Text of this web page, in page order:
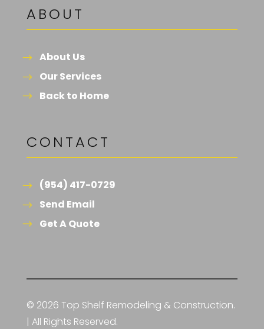
ABOUT
About Us
Our Services
Back to Home
CONTACT
(954) 417-0729
Send Email
Get A Quote
© 2026 Top Shelf Remodeling & Construction.
| All Rights Reserved.